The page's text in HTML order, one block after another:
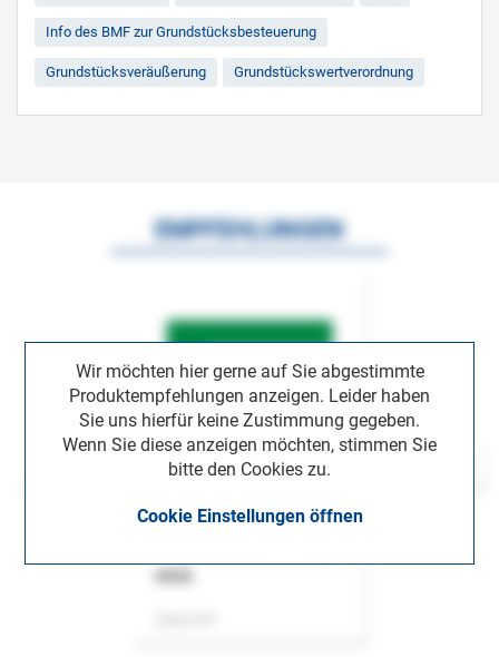
Info des BMF zur Grundstücksbesteuerung
Grundstücksveräußerung Grundstückswertverordnung
Wir möchten hier gerne auf Sie abgestimmte
Produktempfehlungen anzeigen. Leider haben
Sie uns hierfür keine Zustimmung gegeben.
Wenn Sie diese anzeigen möchten, stimmen Sie
bitte den Cookies zu.
Cookie Einstellungen öffnen
EMPFEHLUNGEN